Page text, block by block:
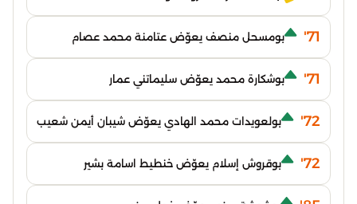
71' بومسحل منصف يعوّض عتامنة محمد عصام
71' بوشكارة محمد يعوّض سليماتني عمار
72' بولعويدات محمد الهادي يعوّض شيبان أيمن شعيب
72' بوقروش إسلام يعوّض خنطيط اسامة بشير